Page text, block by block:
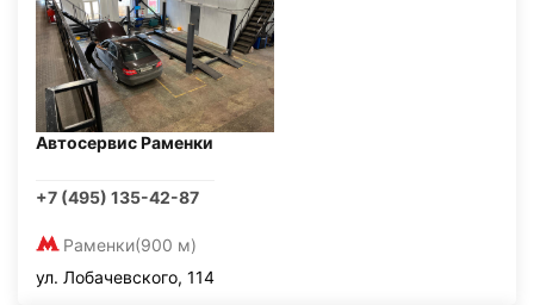
Автосервис Раменки
+7 (495) 135-42-87
Раменки(900 м)
ул. Лобачевского, 114